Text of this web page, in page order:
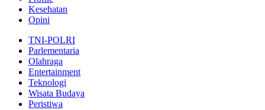
Kesehatan
Opini
TNI-POLRI
Parlementaria
Olahraga
Entertainment
Teknologi
Wisata Budaya
Peristiwa